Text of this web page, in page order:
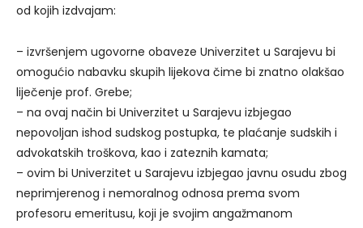
od kojih izdvajam:
– izvršenjem ugovorne obaveze Univerzitet u Sarajevu bi
omogućio nabavku skupih lijekova čime bi znatno olakšao
liječenje prof. Grebe;
– na ovaj način bi Univerzitet u Sarajevu izbjegao
nepovoljan ishod sudskog postupka, te plaćanje sudskih i
advokatskih troškova, kao i zateznih kamata;
– ovim bi Univerzitet u Sarajevu izbjegao javnu osudu zbog
neprimjerenog i nemoralnog odnosa prema svom
profesoru emeritusu, koji je svojim angažmanom